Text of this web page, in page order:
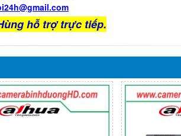
hỗ trợ trực tiếp.